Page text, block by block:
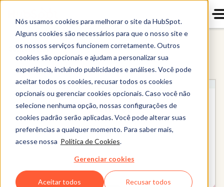
Nós usamos cookies para melhorar o site da HubSpot.
Alguns cookies são necessários para que o nosso site e
os nossos serviços funcionem corretamente. Outros
cookies são opcionais e ajudam a personalizar sua
experiência, incluindo publicidades e análises. Você pode
aceitar todos os cookies, recusar todos os cookies
opcionais ou gerenciar cookies opcionais. Caso você não
selecione nenhuma opção, nossas configurações de
cookies padrão serão aplicadas. Você pode alterar suas
preferências a qualquer momento. Para saber mais,
acesse nossa Política de Cookies.
Gerenciar cookies
Aceitar todos Recusar todos
Content Hub